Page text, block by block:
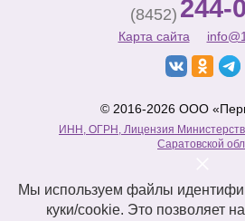
(8452) 244-
Карта сайта
© 2016-2026 ООО
ИНН, ОГРН, Лицензия
Саратовской обл.
Мы используем файлы
куки/cookie. Это позволяет